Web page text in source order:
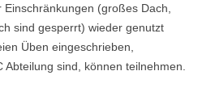
(großes Dach,
sind gesperrt) wieder genutzt
Üben eingeschrieben,
Abteilung sind, können teilnehmen.